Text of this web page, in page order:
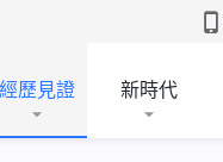
經歷見證 新時代